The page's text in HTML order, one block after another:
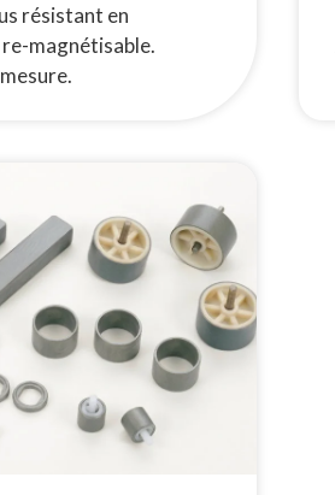
résistant en
magnétisable.